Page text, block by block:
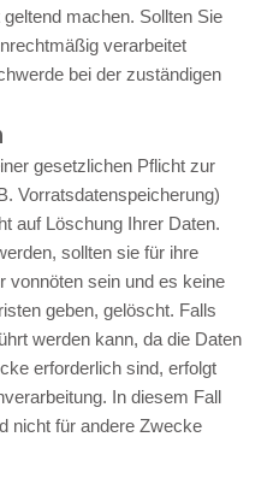
machen. Sollten Sie
verarbeitet
bei der zuständigen
gesetzlichen Pflicht zur
Vorratsdatenspeicherung)
auf Löschung Ihrer Daten.
sollten sie für ihre
vonnöten sein und es keine
geben, gelöscht. Falls
werden kann, da die Daten
erforderlich sind, erfolgt
In diesem Fall
nicht für andere Zwecke